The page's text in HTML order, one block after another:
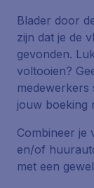
Blader door
zijn dat je de
gevonden.
voltooien?
jouw boeking
Combineer je
en/of
met een